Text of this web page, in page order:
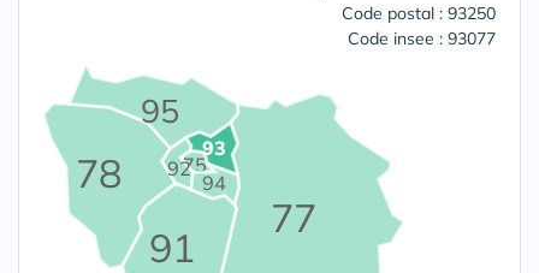
Code postal : 93250
Code insee : 93077
75
77
78
91
92
93
94
95